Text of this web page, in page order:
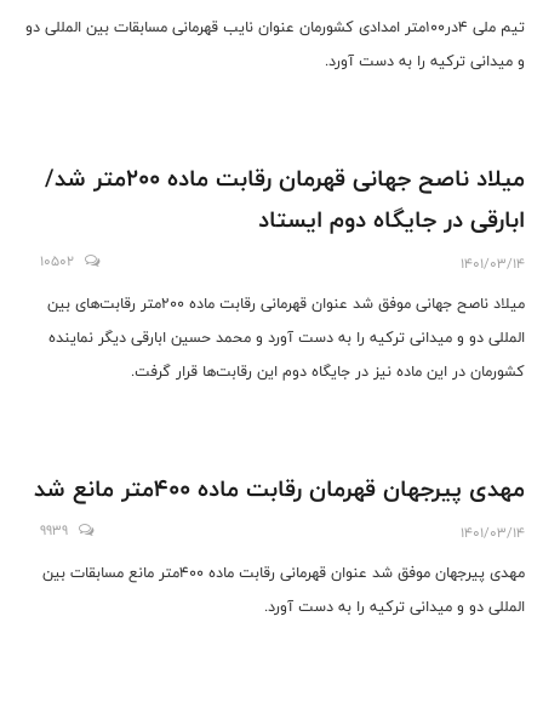
تیم ملی ۴در۱۰۰متر امدادی کشورمان عنوان نایب قهرمانی مسابقات بین المللی دو
و میدانی ترکیه را به دست آورد.
میلاد ناصح جهانی قهرمان رقابت ماده ۲۰۰متر شد/
ابارقی در جایگاه دوم ایستاد
1401/03/14
10502
میلاد ناصح جهانی موفق شد عنوان قهرمانی رقابت ماده ۲۰۰متر رقابت‌های بین
المللی دو و میدانی ترکیه را به دست آورد و محمد حسین ابارقی دیگر نماینده
کشورمان در این ماده نیز در جایگاه دوم این رقابت‌ها قرار گرفت.
مهدی پیرجهان قهرمان رقابت ماده ۴۰۰متر مانع شد
1401/03/14
9939
مهدی پیرجهان موفق شد عنوان قهرمانی رقابت ماده ۴۰۰متر مانع مسابقات بین
المللی دو و میدانی ترکیه را به دست آورد.